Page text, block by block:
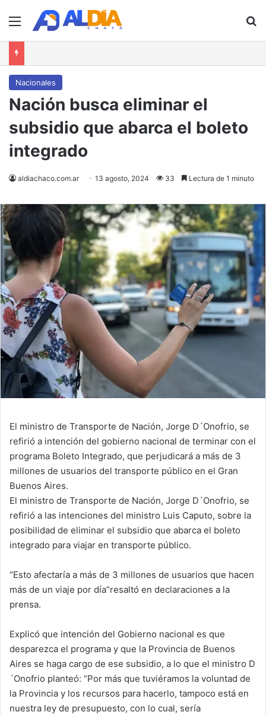
Menú
Nacionales
Nación busca eliminar el
subsidio que abarca el boleto
integrado
aldiachaco.com.ar 13 agosto, 2024 33 Lectura de 1 minuto
El ministro de Transporte de Nación, Jorge D´Onofrio, se
refirió a intención del gobierno nacional de terminar con el
programa Boleto Integrado, que perjudicará a más de 3
millones de usuarios del transporte público en el Gran
Buenos Aires.
El ministro de Transporte de Nación, Jorge D´Onofrio, se
refirió a las intenciones del ministro Luis Caputo, sobre la
posibilidad de eliminar el subsidio que abarca el boleto
integrado para viajar en transporte público.
“Esto afectaría a más de 3 millones de usuarios que hacen
más de un viaje por día”resaltó en declaraciones a la
prensa.
Explicó que intención del Gobierno nacional es que
desparezca el programa y que la Provincia de Buenos
Aires se haga cargo de ese subsidio, a lo que el ministro D
´Onofrio planteó: “Por más que tuviéramos la voluntad de
la Provincia y los recursos para hacerlo, tampoco está en
nuestra ley de presupuesto, con lo cual, sería